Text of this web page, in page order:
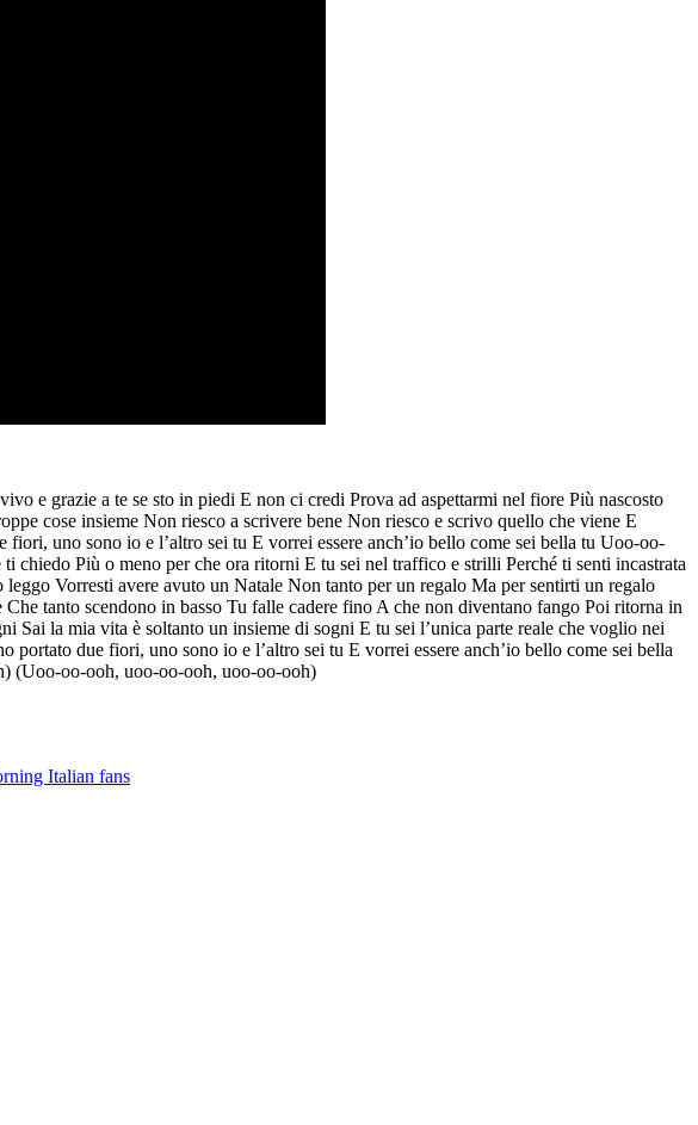
e grazie a te se sto in piedi E non ci credi Prova ad aspettarmi nel fiore Più nascosto
cose insieme Non riesco a scrivere bene Non riesco e scrivo quello che viene E
uno sono io e l’altro sei tu E vorrei essere anch’io bello come sei bella tu Uoo-oo-
Più o meno per che ora ritorni E tu sei nel traffico e strilli Perché ti senti incastrata
Vorresti avere avuto un Natale Non tanto per un regalo Ma per sentirti un regalo
tanto scendono in basso Tu falle cadere fino A che non diventano fango Poi ritorna in
Sai la mia vita è soltanto un insieme di sogni E tu sei l’unica parte reale che voglio nei
due fiori, uno sono io e l’altro sei tu E vorrei essere anch’io bello come sei bella
(Uoo-oo-ooh, uoo-oo-ooh, uoo-oo-ooh)
Italian fans